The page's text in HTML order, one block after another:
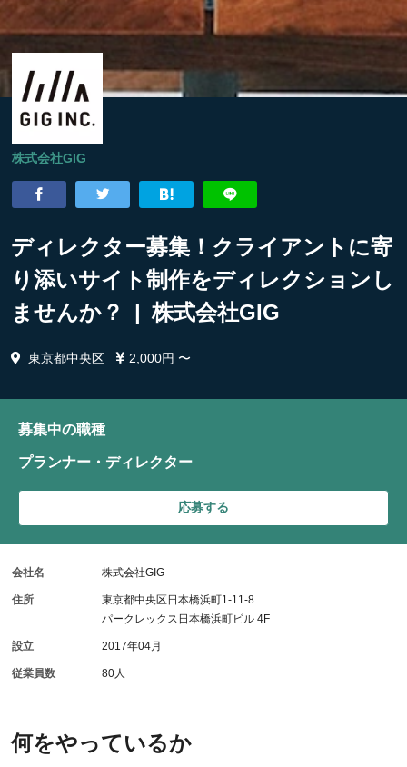
株式会社GIG
ディレクター募集！クライアントに寄
り添いサイト制作をディレクションし
ませんか？ | 株式会社GIG
東京都中央区 2,000円 〜
何をやっているか
募集中の職種
プランナー・ディレクター
応募する
会社名 株式会社GIG
住所
東京都中央区日本橋浜町1-11-8
パークレックス日本橋浜町ビル 4F
設立 2017年04月
従業員数 80人